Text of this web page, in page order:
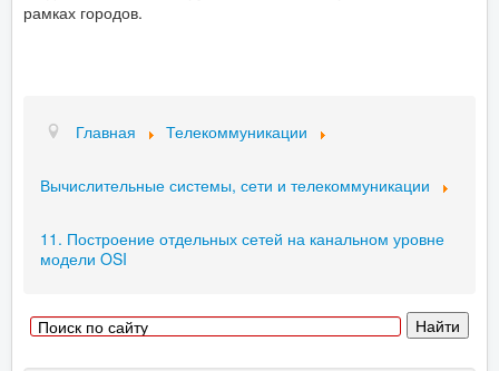
рамках городов.
Главная Телекоммуникации
Вычислительные системы, сети и телекоммуникации
11. Построение отдельных сетей на канальном уровне
модели OSI